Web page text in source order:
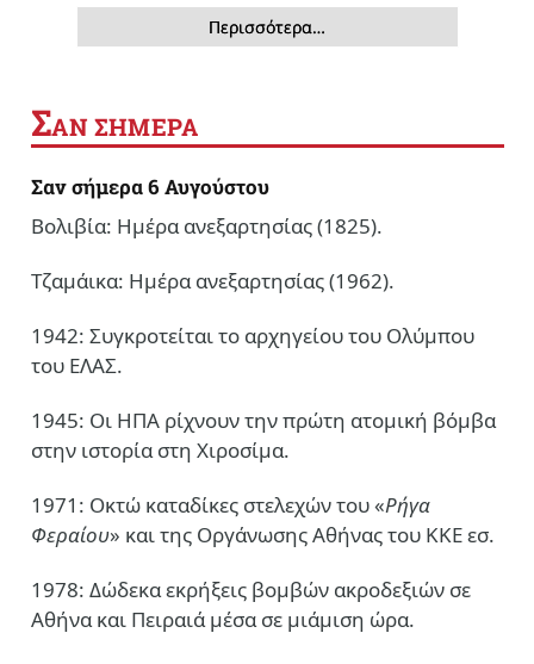
Περισσότερα…
ΣΑΝ ΣΗΜΕΡΑ
Σαν σήμερα 6 Αυγούστου
Βολιβία: Ημέρα ανεξαρτησίας (1825).
Τζαμάικα: Ημέρα ανεξαρτησίας (1962).
1942: Συγκροτείται το αρχηγείου του Ολύμπου
του ΕΛΑΣ.
1945: Οι ΗΠΑ ρίχνουν την πρώτη ατομική βόμβα
στην ιστορία στη Χιροσίμα.
1971: Οκτώ καταδίκες στελεχών του «Ρήγα
Φεραίου» και της Οργάνωσης Αθήνας του ΚΚΕ εσ.
1978: Δώδεκα εκρήξεις βομβών ακροδεξιών σε
Αθήνα και Πειραιά μέσα σε μιάμιση ώρα.